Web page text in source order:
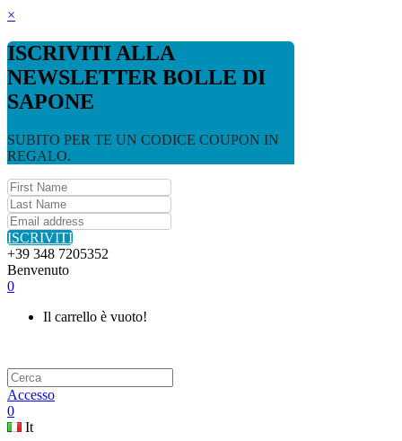
×
ISCRIVITI ALLA
NEWSLETTER BOLLE DI
SAPONE
SUBITO PER TE UN CODICE COUPON IN
REGALO.
ISCRIVITI
+39 348 7205352
Benvenuto
0
Il carrello è vuoto!
Accesso
0
It